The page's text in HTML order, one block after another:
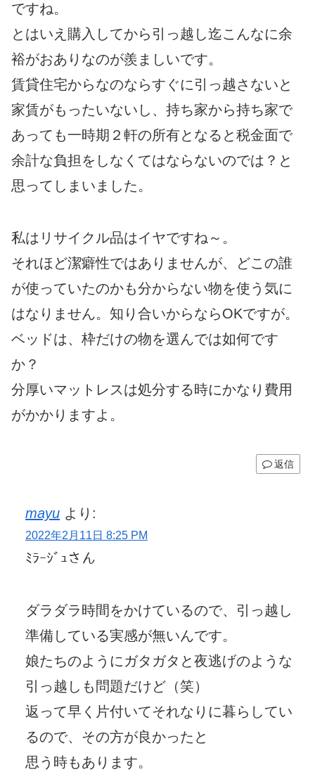
ですね。
とはいえ購入してから引っ越し迄こんなに余
裕がおありなのが羨ましいです。
賃貸住宅からなのならすぐに引っ越さないと
家賃がもったいないし、持ち家から持ち家で
あっても一時期２軒の所有となると税金面で
余計な負担をしなくてはならないのでは？と
思ってしまいました。
私はリサイクル品はイヤですね～。
それほど潔癖性ではありませんが、どこの誰
が使っていたのかも分からない物を使う気に
はなりません。知り合いからならOKですが。
ベッドは、枠だけの物を選んでは如何です
か？
分厚いマットレスは処分する時にかなり費用
がかかりますよ。
返信
mayu より:
2022年2月11日 8:25 PM
ﾐﾗｰｼﾞｭさん
ダラダラ時間をかけているので、引っ越し
準備している実感が無いんです。
娘たちのようにガタガタと夜逃げのような
引っ越しも問題だけど（笑）
返って早く片付いてそれなりに暮らしてい
るので、その方が良かったと
思う時もあります。